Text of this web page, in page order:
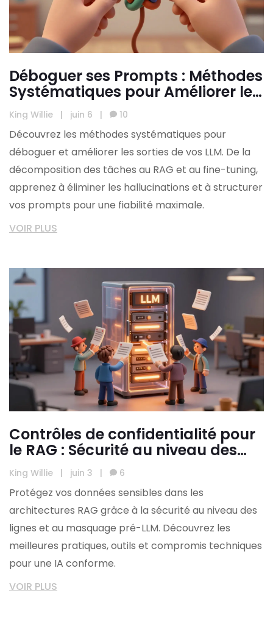
Déboguer ses Prompts : Méthodes
Systématiques pour Améliorer les
Sorties LLM
King Willie | juin 6 | 10
Découvrez les méthodes systématiques pour
déboguer et améliorer les sorties de vos LLM. De la
décomposition des tâches au RAG et au fine-tuning,
apprenez à éliminer les hallucinations et à structurer
vos prompts pour une fiabilité maximale.
VOIR PLUS
Contrôles de confidentialité pour
le RAG : Sécurité au niveau des
lignes et masquage avant les LLM
King Willie | juin 3 | 6
Protégez vos données sensibles dans les
architectures RAG grâce à la sécurité au niveau des
lignes et au masquage pré-LLM. Découvrez les
meilleures pratiques, outils et compromis techniques
pour une IA conforme.
VOIR PLUS